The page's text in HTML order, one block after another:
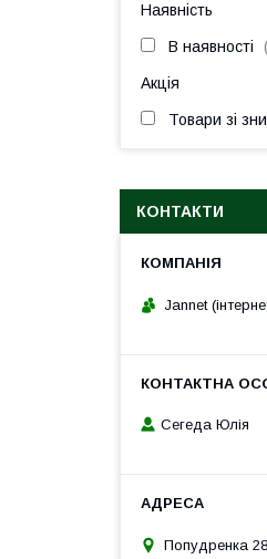
Наявність
В наявності
Акція
Товари зі
КОНТАКТИ
Jannet
Сегеда Юлія
Попудренка